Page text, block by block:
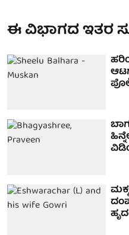
ಈ ವಿಭಾಗದ ಇತರ